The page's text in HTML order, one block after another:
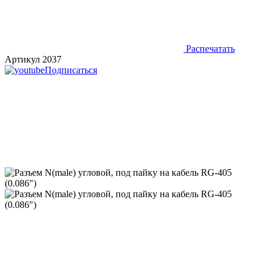
Распечатать
Артикул 2037
Подписаться